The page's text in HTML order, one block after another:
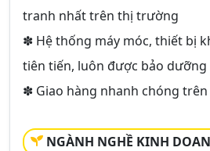
tranh nhất trên thị trường
✽ Hệ thống máy móc, thiết bị
tiên tiến, luôn được bảo
✽ Giao hàng nhanh chóng
NGÀNH NGHỀ KINH